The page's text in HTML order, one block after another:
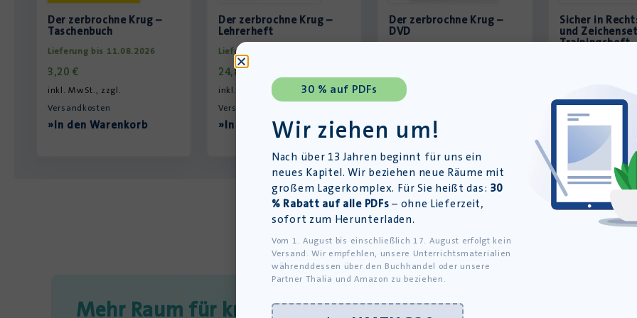
Der zerbrochne Krug –
Taschenbuch
Lieferung bis 11.08.2026
3,20 €
inkl. MwSt., zzgl.
Versandkosten
»In den Warenkorb
Der zerbrochne Krug –
Lehrerheft
Lieferung bis 11.08.2026
24,85
inkl. MwSt., zzgl.
Versandkosten
»In den Warenkorb
Der zerbrochne Krug –
DVD
inkl. MwSt., zzgl.
»In den Warenkorb
Sicher in
und
Trainingsheft
inkl. MwSt., zzgl.
Versandkosten
Mehr Raum für kreativen Unterricht
30 % auf PDFs
Wir ziehen um!
Nach über 13 Jahren beginnt für uns ein
neues Kapitel. Wir beziehen neue Räume mit
großem Lagerkomplex. Für Sie heißt das: 30
% Rabatt auf alle PDFs – ohne Lieferzeit,
sofort zum Herunterladen.
Vom 1. August bis einschließlich 17. August erfolgt kein
Versand. Wir empfehlen, unsere Unterrichtsmaterialien
währenddessen über den Buchhandel oder unsere
Partner Thalia und Amazon zu beziehen.